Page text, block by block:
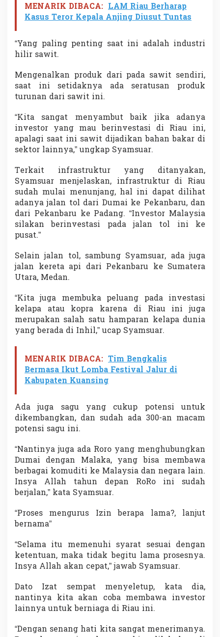
MENARIK DIBACA: LAM Riau Berharap
Kasus Teror Kepala Anjing Diusut Tuntas
“Yang paling penting saat ini adalah industri
hilir sawit.
Mengenalkan produk dari pada sawit sendiri,
saat ini setidaknya ada seratusan produk
turunan dari sawit ini.
“Kita sangat menyambut baik jika adanya
investor yang mau berinvestasi di Riau ini,
apalagi saat ini sawit dijadikan bahan bakar di
sektor lainnya,” ungkap Syamsuar.
Terkait infrastruktur yang ditanyakan,
Syamsuar menjelaskan, infrastruktur di Riau
sudah mulai menunjang, hal ini dapat dilihat
adanya jalan tol dari Dumai ke Pekanbaru, dan
dari Pekanbaru ke Padang. “Investor Malaysia
silakan berinvestasi pada jalan tol ini ke
pusat.”
Selain jalan tol, sambung Syamsuar, ada juga
jalan kereta api dari Pekanbaru ke Sumatera
Utara, Medan.
“Kita juga membuka peluang pada investasi
kelapa atau kopra karena di Riau ini juga
merupakan salah satu hamparan kelapa dunia
yang berada di Inhil,” ucap Syamsuar.
MENARIK DIBACA: Tim Bengkalis
Bermasa Ikut Lomba Festival Jalur di
Kabupaten Kuansing
Ada juga sagu yang cukup potensi untuk
dikembangkan, dan sudah ada 300-an macam
potensi sagu ini.
“Nantinya juga ada Roro yang menghubungkan
Dumai dengan Malaka, yang bisa membawa
berbagai komuditi ke Malaysia dan negara lain.
Insya Allah tahun depan RoRo ini sudah
berjalan,” kata Syamsuar.
“Proses mengurus Izin berapa lama?, lanjut
bernama”
“Selama itu memenuhi syarat sesuai dengan
ketentuan, maka tidak begitu lama prosesnya.
Insya Allah akan cepat,” jawab Syamsuar.
Dato Izat sempat menyeletup, kata dia,
nantinya kita akan coba membawa investor
lainnya untuk berniaga di Riau ini.
“Dengan senang hati kita sangat menerimanya.